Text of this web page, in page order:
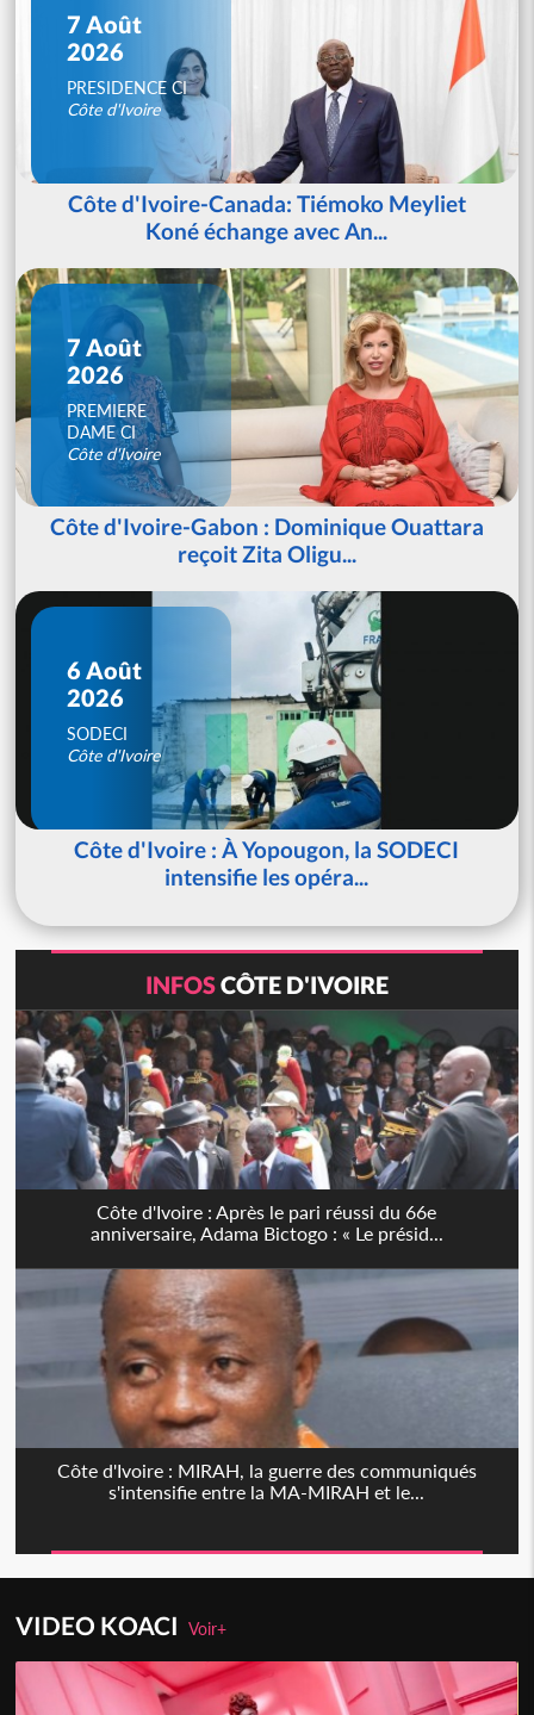
7 Août
2026
PRESIDENCE CI
Côte d'Ivoire
Côte d'Ivoire-Canada: Tiémoko Meyliet
Koné échange avec An...
7 Août
2026
PREMIERE
DAME CI
Côte d'Ivoire
Côte d'Ivoire-Gabon : Dominique Ouattara
reçoit Zita Oligu...
6 Août
2026
SODECI
Côte d'Ivoire
Côte d'Ivoire : À Yopougon, la SODECI
intensifie les opéra...
INFOSCÔTE D'IVOIRE
Côte d'Ivoire : Après le pari réussi du 66e
anniversaire, Adama Bictogo : « Le présid...
Côte d'Ivoire : MIRAH, la guerre des communiqués
s'intensifie entre la MA-MIRAH et le...
VIDEO KOACIVoir+